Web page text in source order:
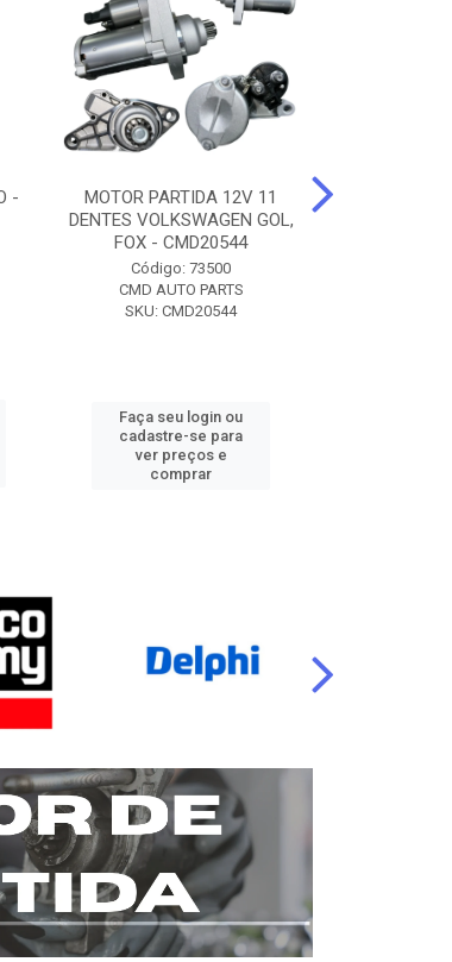
-
MOTOR PARTIDA 12V 11
DENTES VOLKSWAGEN GOL,
FOX - CMD20544
Código: 73500
CMD AUTO PARTS
SKU: CMD20544
Faça seu login ou
cadastre-se para
ver preços e
comprar